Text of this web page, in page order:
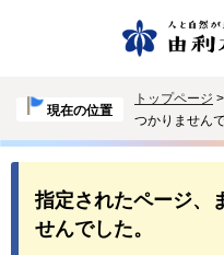
現在の位置
トップページ
つかりません
指定されたページ、
せんでした。